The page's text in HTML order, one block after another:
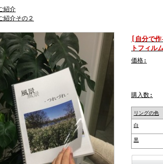
紹介
紹介その２
[自分で
トフィル
価格:
購入数:
リングの色
白
黒